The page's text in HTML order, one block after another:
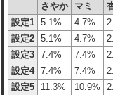
さやか マミ
設定1
5.1% 4.7%
設定2
5.1% 4.7%
設定3
7.4% 7.4%
設定4
7.4% 7.4%
設定5
11.3% 10.9%